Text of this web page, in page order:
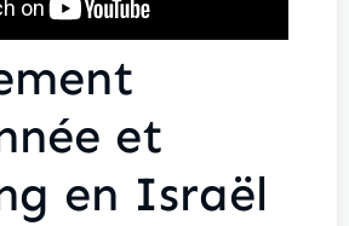
et
en Israël